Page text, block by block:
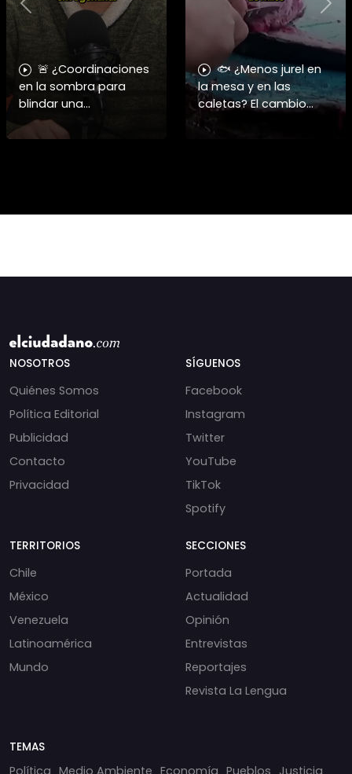
🚨 ¿Coordinaciones
en la sombra para
blindar una
candidatura
presidencial? Nuevos
🐟 ¿Menos jurel en
la mesa y en las
caletas? El cambio
climático y El Niño
alteran las aguas
Previous
NOSOTROS
Quiénes Somos
Política Editorial
Publicidad
Contacto
Privacidad
SÍGUENOS
Facebook
Instagram
Twitter
YouTube
TikTok
Spotify
TERRITORIOS
Chile
México
Venezuela
Latinoamérica
Mundo
SECCIONES
Portada
Actualidad
Opinión
Entrevistas
Reportajes
Revista La Lengua
TEMAS